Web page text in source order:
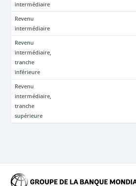
intermédiaire
Revenu
intermédiaire
Revenu
intermédiaire,
tranche
inférieure
Revenu
intermédiaire,
tranche
supérieure